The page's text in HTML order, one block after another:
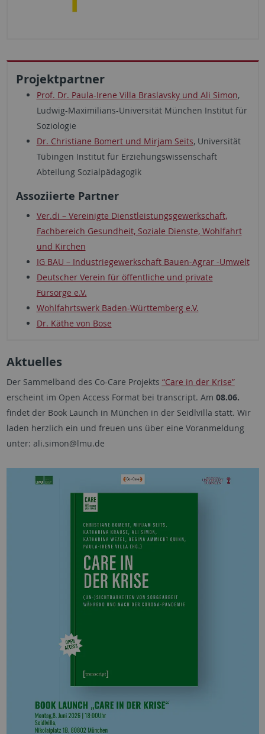
Projektpartner
Prof. Dr. Paula-Irene Villa Braslavsky und Ali Simon,
Ludwig-Maximilians-Universität München Institut für
Soziologie
Dr. Christiane Bomert und Mirjam Seits, Universität
Tübingen Institut für Erziehungswissenschaft
Abteilung Sozialpädagogik
Assoziierte Partner
Ver.di – Vereinigte Dienstleistungsgewerkschaft,
Fachbereich Gesundheit, Soziale Dienste, Wohlfahrt
und Kirchen
IG BAU – Industriegewerkschaft Bauen-Agrar -Umwelt
Deutscher Verein für öffentliche und private
Fürsorge e.V.
Wohlfahrtswerk Baden-Württemberg e.V.
Dr. Käthe von Bose
Aktuelles
Der Sammelband des Co-Care Projekts “Care in der Krise”
erscheint im Open Access Format bei transcript. Am 08.06.
findet der Book Launch in München in der Seidlvilla statt. Wir
laden herzlich ein und freuen uns über eine Voranmeldung
unter: ali.simon@lmu.de